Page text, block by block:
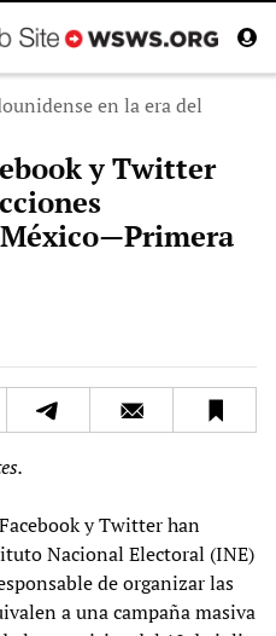
en la era del
y Twitter
y Twitter han
Nacional Electoral (INE)
de organizar las
a una campaña masiva